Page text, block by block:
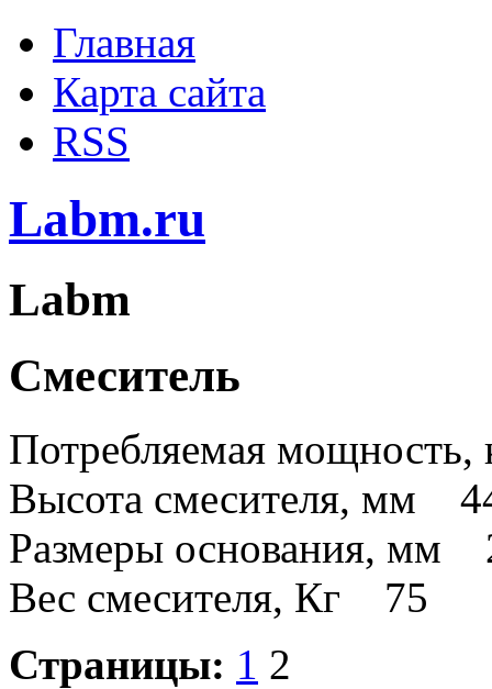
Главная
Карта сайта
RSS
Labm.ru
Labm
Смеситель
Потребляемая
Высота смесителя, мм
Размеры основания, мм
Вес смесителя, Кг 75
Страницы: 1 2